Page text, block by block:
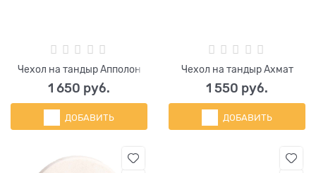
Чехол на тандыр Апполон
1 650 руб.
ДОБАВИТЬ
Чехол на тандыр Ахмат
1 550 руб.
ДОБАВИТЬ